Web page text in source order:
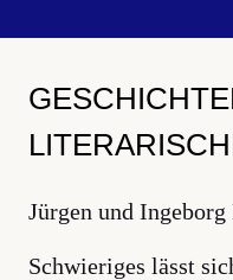
Jürgen und
Schwieriges lässt